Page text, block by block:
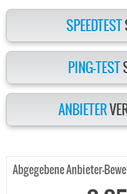
SPEEDTEST
PING-TEST
ANBIETER
Abgegebene Anbieter-